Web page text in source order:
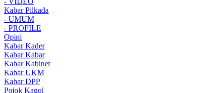
Kabar Pilkada
- UMUM
- PROFILE
Opini
Kabar Kader
Kabar Kabar
Kabar Kabinet
Kabar UKM
Kabar DPP
Pojok Kagol